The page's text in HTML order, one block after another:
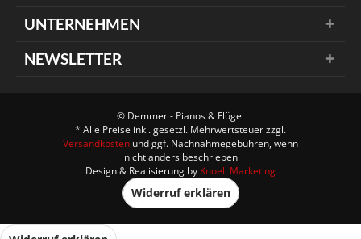
UNTERNEHMEN
NEWSLETTER
© Demmer - Pianos & Flügel
* Alle Preise inkl. gesetzl. Mehrwertsteuer zzgl.
Versandkosten und ggf. Nachnahmegebühren, wenn
nicht anders beschrieben
Design & Realisierung by Knoell Marketing
Widerruf erklären